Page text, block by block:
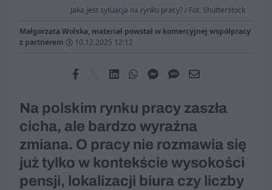
Jaka jest sytuacja na rynku pracy? / Fot. Shutterstock
Małgorzata Wolska, materiał powstał w komercyjnej współpracy
z partnerem
10.12.2025 12:12
Na polskim rynku pracy zaszła
cicha, ale bardzo wyraźna
zmiana. O pracy nie rozmawia się
już tylko w kontekście wysokości
pensji, lokalizacji biura czy liczby